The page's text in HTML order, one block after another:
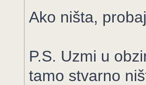
Ako ništa,
P.S. Uzmi u
tamo stvarno